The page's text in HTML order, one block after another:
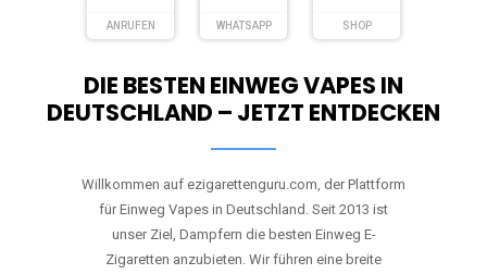
DIE BESTEN EINWEG VAPES IN
Willkommen auf ezigarettenguru.com, der Plattform
für Einweg Vapes in Deutschland. Seit 2013 ist
unser Ziel, Dampfern die besten Einweg E-